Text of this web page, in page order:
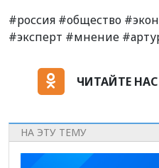
#россия #общество
#эксперт #мнение
ЧИТАЙТЕ НАС
НА ЭТУ ТЕМУ